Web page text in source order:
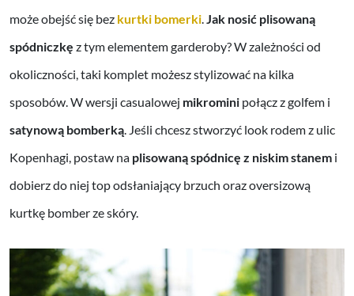
może obejść się bez kurtki bomerki Jak nosić plisowaną
spódniczkę z tym elementem garderoby? W zależności od
okoliczności, taki komplet możesz stylizować na kilka
sposobów. W wersji casualowej mikromini połącz z golfem i
satynową bomberką . Jeśli chcesz stworzyć look rodem z ulic
Kopenhagi, postaw na plisowaną spódnicę z niskim stanem i
dobierz do niej top odsłaniający brzuch oraz oversizową
kurtkę bomber ze skóry.